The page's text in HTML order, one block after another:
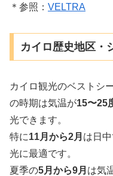
＊参照： VELTRA
カイロ歴史地区・
カイロ観光のベストシ
の時期は気温が15〜25
光できます。
特に11月から2月 は日
光に最適です。
夏季の5月から9月 は気